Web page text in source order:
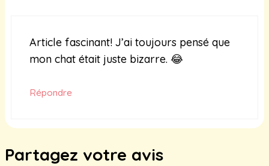
Article fascinant! J’ai toujours pensé que
mon chat était juste bizarre. 😂
Répondre
Partagez votre avis